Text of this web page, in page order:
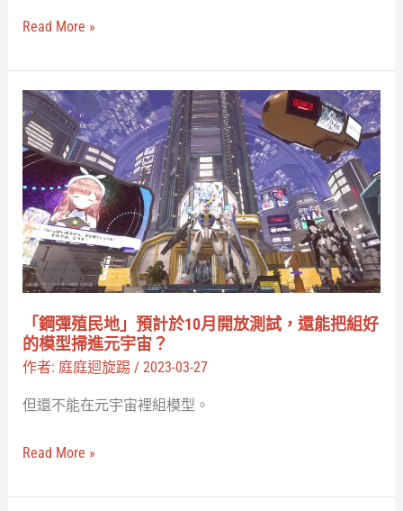
月
8
日
啟
售
還
可
用
VR
上
朝
Read More »
「鋼彈殖民地」預計於10月開放測試，還能把組好
的模型掃進元宇宙？
作者: 庭庭迴旋踢 / 2023-03-27
但還不能在元宇宙裡組模型。
「鋼
彈
殖
民
地」
預
計
於
10
月
開
測
能
Read More »